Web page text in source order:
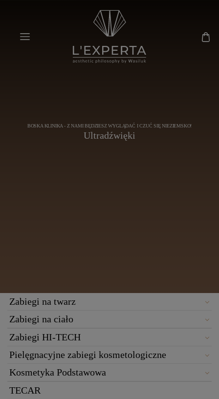
BOSKA KLINIKA - Z NAMI BĘDZIESZ WYGLĄDAĆ I CZUĆ SIĘ NIEZIEMSKO!
Ultradźwięki
Zabiegi na twarz
Zabiegi na ciało
Zabiegi HI-TECH
Pielęgnacyjne zabiegi kosmetologiczne
Kosmetyka Podstawowa
TECAR